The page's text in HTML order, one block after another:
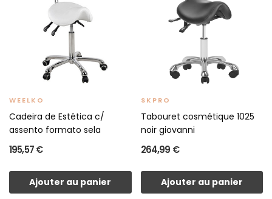
WEELKO
Cadeira de Estética c/
assento formato sela
195,57 €
Ajouter au panier
SKPRO
Tabouret cosmétique 1025
noir giovanni
264,99 €
Ajouter au panier